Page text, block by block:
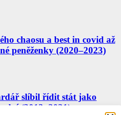
chaosu a best in covid až
peněženky (2020–2023)
slíbil řídit stát jako
(2013–2021)